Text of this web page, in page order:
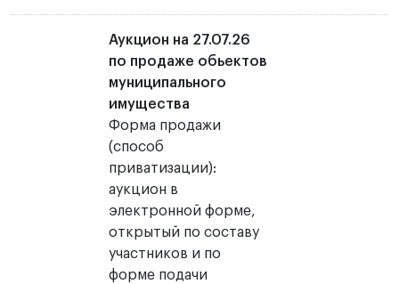
Аукцион на 27.07.26
по продаже обьектов
муниципального
имущества
Форма продажи
(способ
приватизации):
аукцион в
электронной форме,
открытый по составу
участников и по
форме подачи